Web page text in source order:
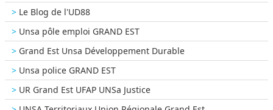
Le Blog de l'UD88
Unsa pôle emploi GRAND EST
Grand Est Unsa Développement Durable
Unsa police GRAND EST
UR Grand Est UFAP UNSa Justice